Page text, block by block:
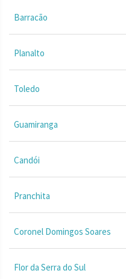
Barracão
Planalto
Toledo
Guamiranga
Candói
Pranchita
Coronel Domingos Soares
Flor da Serra do Sul